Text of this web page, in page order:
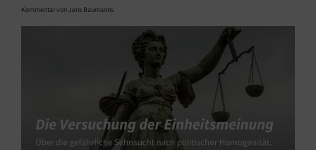
Kommentar von Jens Baumanns